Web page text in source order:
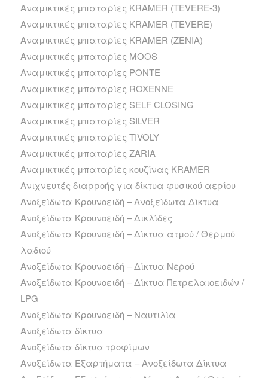
Αναμικτικές μπαταρίες KRAMER (TEVERE-3)
Αναμικτικές μπαταρίες KRAMER (TEVERE)
Αναμικτικές μπαταρίες KRAMER (ZENIA)
Αναμικτικές μπαταρίες MOOS
Αναμικτικές μπαταρίες PONTE
Αναμικτικές μπαταρίες ROXENNE
Αναμικτικές μπαταρίες SELF CLOSING
Αναμικτικές μπαταρίες SILVER
Αναμικτικές μπαταρίες TIVOLY
Αναμικτικές μπαταρίες ZARIA
Αναμικτικές μπαταρίες κουζίνας ΚRAMER
Ανιχνευτές διαρροής για δίκτυα φυσικού αερίου
Ανοξείδωτα Kρουνοειδή – Ανοξείδωτα Δίκτυα
Ανοξείδωτα Kρουνοειδή – Δικλίδες
Ανοξείδωτα Kρουνοειδή – Δίκτυα ατμού / Θερμού
λαδιού
Ανοξείδωτα Kρουνοειδή – Δίκτυα Νερού
Ανοξείδωτα Kρουνοειδή – Δίκτυα Πετρελαιοειδών /
LPG
Ανοξείδωτα Kρουνοειδή – Ναυτιλία
Ανοξείδωτα δίκτυα
Ανοξείδωτα δίκτυα τροφίμων
Ανοξείδωτα Εξαρτήματα – Ανοξείδωτα Δίκτυα